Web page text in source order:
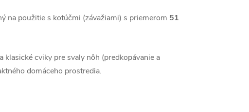
na použitie s kotúčmi (závažiami) s priemerom 51
klasické cviky pre svaly nôh (predkopávanie a
domáceho prostredia.